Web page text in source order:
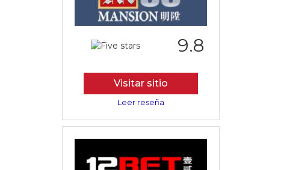
9.8
Visitar sitio
Leer reseña